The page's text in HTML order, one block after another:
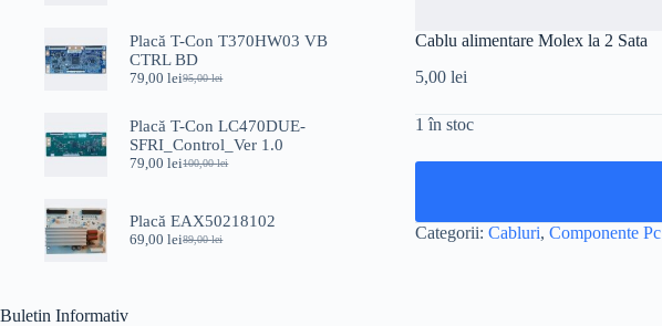
Cablu alimentare Molex la 2 Sata
5,00 lei
1 în stoc
Categorii: Cabluri, Componente Pc
fost:
100,00 lei.
79,00 lei.
Placă T-Con T370HW03 VB
CTRL BD
95,00lei
Prețul
a
fost:
95,00 lei.
79,00leiPrețul
este:
79,00 lei.
Placă T-Con LC470DUE-
SFRI_Control_Ver 1.0
100,00lei
Prețul
fost:
100,00 lei.
79,00leiPrețul
79,00 lei.
Placă EAX50218102
89,00lei
Prețul
69,00leiPrețul
Buletin Informativ